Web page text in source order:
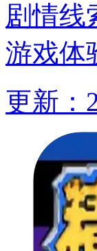
剧情线
游戏体
更新：